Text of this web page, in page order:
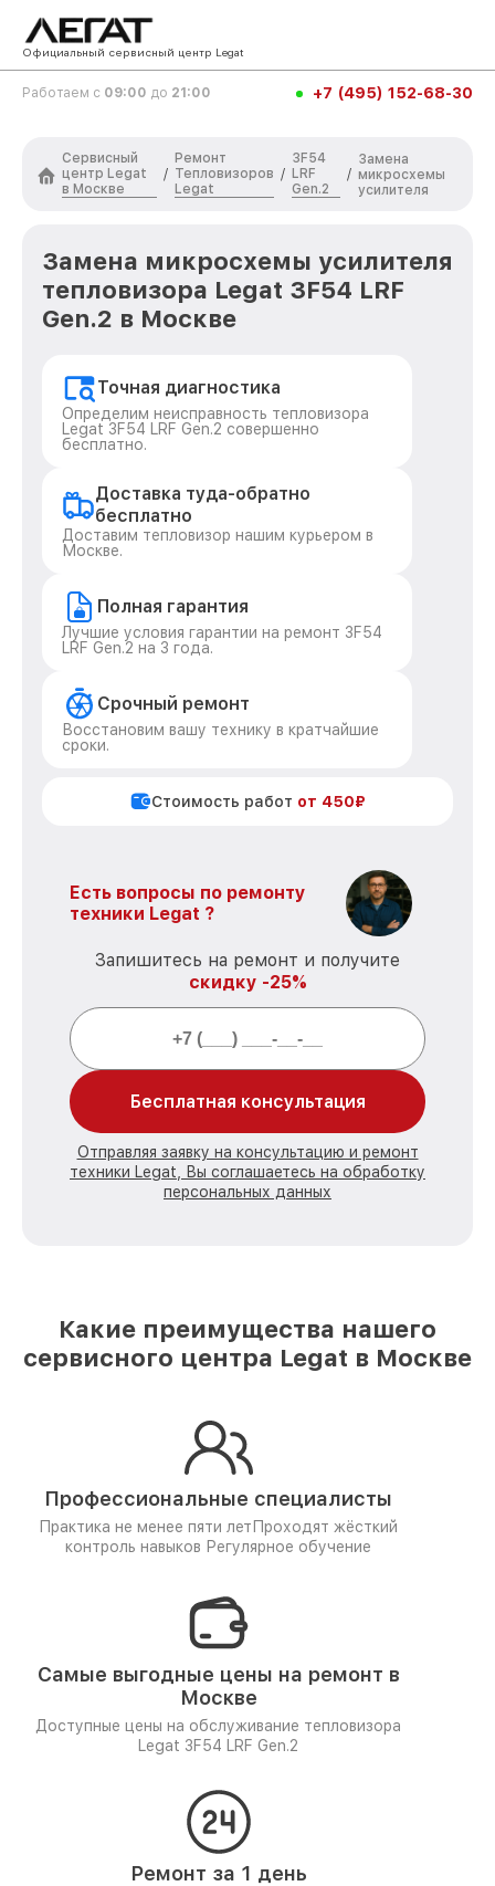
Официальный сервисный центр Legat
Работаем с 09:00 до 21:00 +7 (495) 152-68-30
Сервисный
центр Legat
в Москве
/
Ремонт
Тепловизоров
Legat
/
3F54
LRF
Gen.2
/
Замена
микросхемы
усилителя
Замена микросхемы усилителя
тепловизора Legat 3F54 LRF
Gen.2 в Москве
Точная диагностика
Определим неисправность тепловизора
Legat 3F54 LRF Gen.2 совершенно
бесплатно.
Доставка туда-обратно
бесплатно
Доставим тепловизор нашим курьером в
Москве.
Полная гарантия
Лучшие условия гарантии на ремонт 3F54
LRF Gen.2 на 3 года.
Срочный ремонт
Восстановим вашу технику в кратчайшие
сроки.
Стоимость работ от 450₽
Есть вопросы по ремонту
техники Legat ?
Запишитесь на ремонт и получите
скидку -25%
Бесплатная консультация
Отправляя заявку на консультацию и ремонт
техники Legat, Вы соглашаетесь на обработку
персональных данных
Какие преимущества нашего
сервисного центра Legat в Москве
Профессиональные специалисты
Практика не менее пяти лет Проходят жёсткий
контроль навыков Регулярное обучение
Самые выгодные цены на ремонт в
Москве
Доступные цены на обслуживание тепловизора
Legat 3F54 LRF Gen.2
Ремонт за 1 день